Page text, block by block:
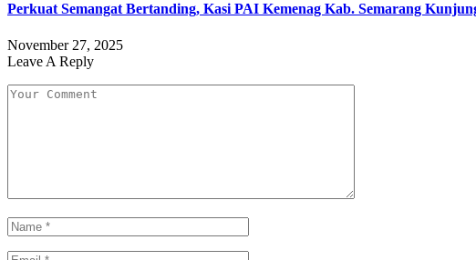
Perkuat Semangat Bertanding, Kasi PAI Kemenag Kab. Semarang
November 27, 2025
Leave A Reply